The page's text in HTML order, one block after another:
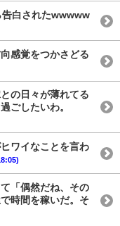
告白されたwwwww
感覚をつかさどる
の日々が薄れてる
ごしたいわ。
ワイなことを言わ
「偶然だね、その
時間を稼いだ。そ